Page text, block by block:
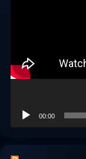
00:00